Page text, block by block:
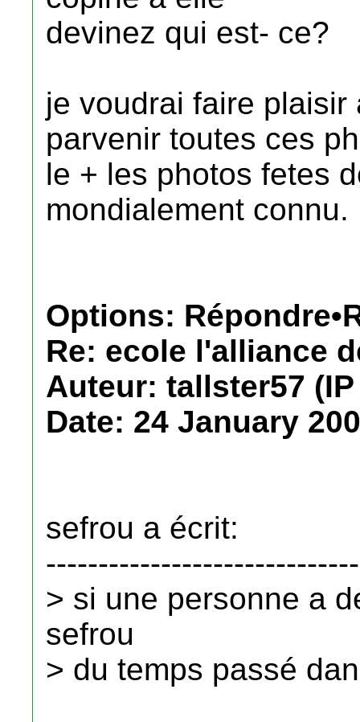
devinez qui est- ce?
je voudrai faire
parvenir toutes ces
le + les photos fetes
mondialement connu.
Options:
Re: ecole l'alliance
Auteur: tallster57
Date: 24 January
sefrou a écrit:
> si une personne a
sefrou
> du temps passé